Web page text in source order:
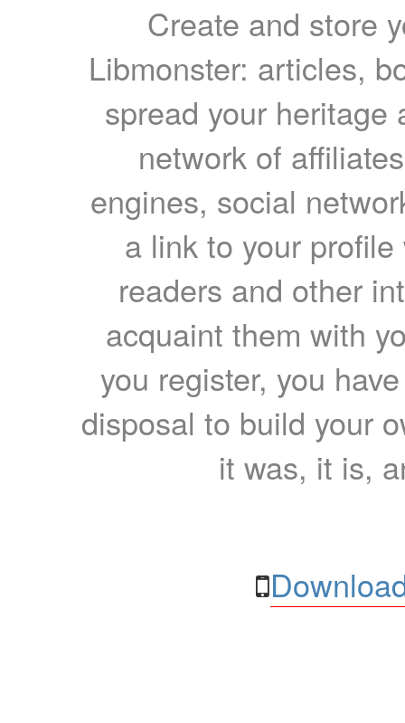
Create and store
Libmonster: articles,
spread your heritage
network of
engines, social
a link to your
readers and other
acquaint them with
you register, you
disposal to build your
it was, it is,